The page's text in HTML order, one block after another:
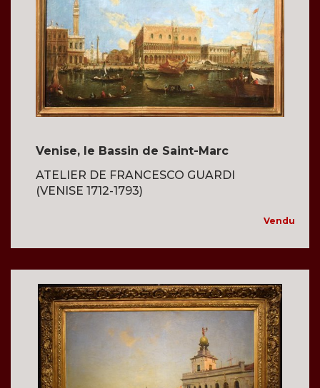
Venise, le Bassin de Saint-Marc
ATELIER DE FRANCESCO GUARDI
(VENISE 1712-1793)
Vendu